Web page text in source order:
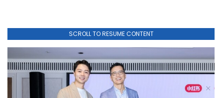
SCROLL TO RESUME CONTENT